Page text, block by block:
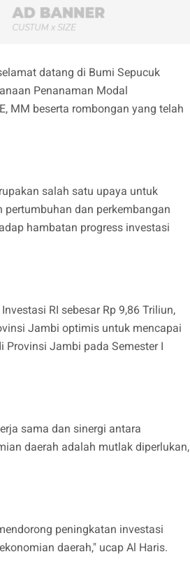
datang di Bumi Sepucuk
Penanaman Modal
MM beserta rombongan yang telah
salah satu upaya untuk
dan perkembangan
hambatan progress investasi
RI sebesar Rp 9,86 Triliun,
Jambi optimis untuk mencapai
Provinsi Jambi pada Semester I
sama dan sinergi antara
daerah adalah mutlak diperlukan,
peningkatan investasi
daerah," ucap Al Haris.